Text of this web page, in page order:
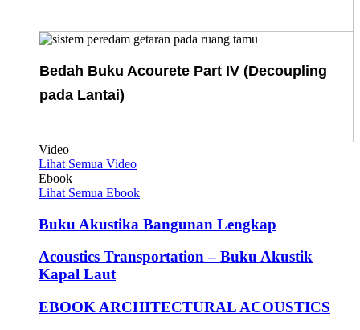
Bedah Buku Acourete Part IV (Decoupling
pada Lantai)
Video
Lihat Semua Video
Ebook
Lihat Semua Ebook
Buku Akustika Bangunan Lengkap
Acoustics Transportation – Buku Akustik
Kapal Laut
EBOOK ARCHITECTURAL ACOUSTICS